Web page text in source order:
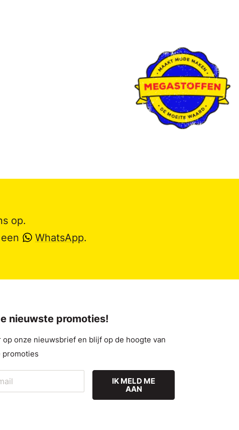
op.
WhatsApp.
nieuwste promoties!
op onze nieuwsbrief en blijf op de hoogte van
promoties
IK MELD ME
AAN